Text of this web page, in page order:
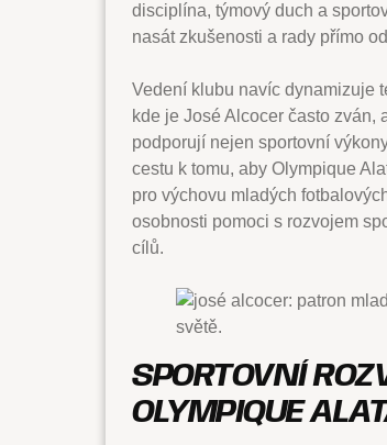
disciplína, týmový duch a
nasát zkušenosti a rady přímo
Vedení klubu navíc dynamizuje
kde je José Alcocer často
podporují nejen sportovní
cestu k tomu, aby Olympique
pro výchovu mladých
osobnosti pomoci s rozvojem
cílů.
SPORTOVNÍ
OLYMPIQUE